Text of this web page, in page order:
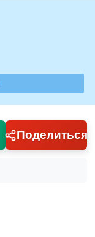
Поделиться